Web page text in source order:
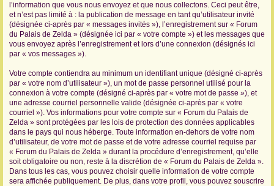
l’information que vous nous envoyez et que nous collectons. Ceci peut être,
et n’est pas limité à : la publication de message en tant qu’utilisateur invité
(désignée ci-après par « messages invités »), l’enregistrement sur « Forum
du Palais de Zelda » (désignée ici par « votre compte ») et les messages que
vous envoyez après l’enregistrement et lors d’une connexion (désignés ici
par « vos messages »).
Votre compte contiendra au minimum un identifiant unique (désigné ci-après
par « votre nom d’utilisateur »), un mot de passe personnel utilisé pour la
connexion à votre compte (désigné ci-après par « votre mot de passe »), et
une adresse courriel personnelle valide (désignée ci-après par « votre
courriel »). Vos informations pour votre compte sur « Forum du Palais de
Zelda » sont protégées par les lois de protection des données applicables
dans le pays qui nous héberge. Toute information en-dehors de votre nom
d’utilisateur, de votre mot de passe et de votre adresse courriel requise par
« Forum du Palais de Zelda » durant la procédure d’enregistrement, qu’elle
soit obligatoire ou non, reste à la discrétion de « Forum du Palais de Zelda ».
Dans tous les cas, vous pouvez choisir quelle information de votre compte
sera affichée publiquement. De plus, dans votre profil, vous pouvez souscrire